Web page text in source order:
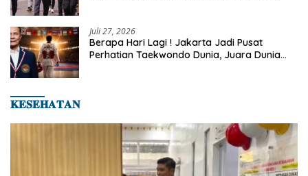
Juli 27, 2026
Berapa Hari Lagi ! Jakarta Jadi Pusat
Perhatian Taekwondo Dunia, Juara Dunia
𝐊𝐄𝐒𝐄𝐇𝐀𝐓𝐀𝐍